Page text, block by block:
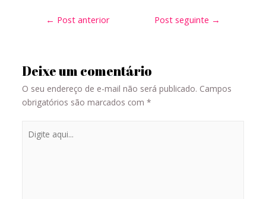
← Post anterior Post seguinte →
Deixe um comentário
O seu endereço de e-mail não será publicado. Campos
obrigatórios são marcados com *